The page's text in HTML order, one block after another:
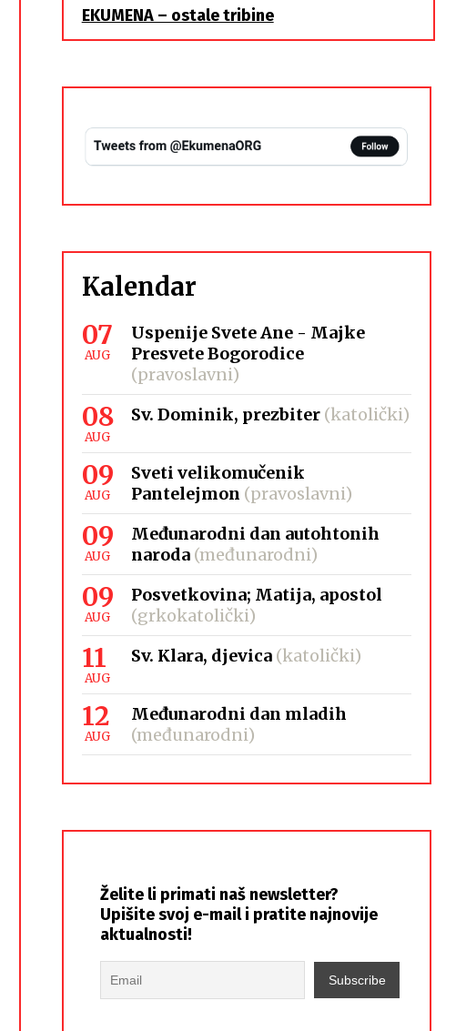
EKUMENA – ostale tribine
Kalendar
07
AUG
Uspenije Svete Ane - Majke
Presvete Bogorodice
(pravoslavni)
08
AUG
Sv. Dominik, prezbiter (katolički)
09
AUG
Sveti velikomučenik
Pantelejmon (pravoslavni)
09
AUG
Međunarodni dan autohtonih
naroda (međunarodni)
09
AUG
Posvetkovina; Matija, apostol
(grkokatolički)
11
AUG
Sv. Klara, djevica (katolički)
12
AUG
Međunarodni dan mladih
(međunarodni)
Želite li primati naš newsletter?
Upišite svoj e-mail i pratite najnovije
aktualnosti!